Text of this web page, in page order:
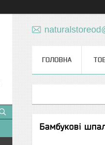
ГОЛОВНА
Бамбукові